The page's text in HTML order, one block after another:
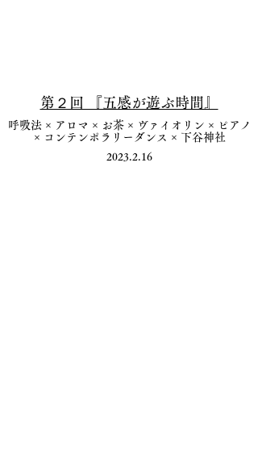
​第２回 『五感が遊ぶ時間』
呼吸法 × ​アロマ × お茶 × ヴァイオリン × ピアノ
× コンテンポラリーダンス × 下谷神社
2023.2.16